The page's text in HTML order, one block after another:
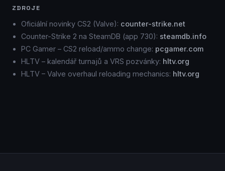
ZDROJE
Oficiální novinky CS2 (Valve): counter-strike.net
Counter-Strike 2 na SteamDB (app 730): steamdb.info
PC Gamer – CS2 reload/ammo change: pcgamer.com
HLTV – kalendář turnajů a VRS pozvánky: hltv.org
HLTV – Valve overhaul reloading mechanics: hltv.org